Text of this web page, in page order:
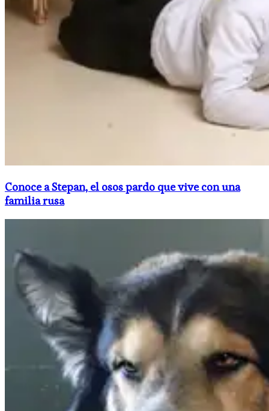
Conoce a Stepan, el osos pardo que vive con una
familia rusa